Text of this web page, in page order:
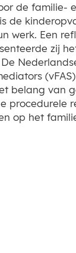
de familie-
de
werk. Een
zij
belang van
procedurele
op het